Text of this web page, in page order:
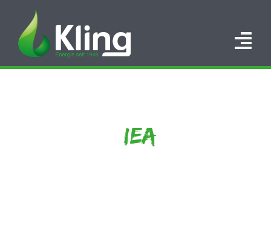
springen
IEA